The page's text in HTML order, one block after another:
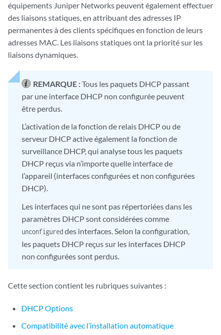
équipements Juniper Networks peuvent également effectuer
des liaisons statiques, en attribuant des adresses IP
permanentes à des clients spécifiques en fonction de leurs
adresses MAC. Les liaisons statiques ont la priorité sur les
liaisons dynamiques.
REMARQUE :Tous les paquets DHCP passant
par une interface DHCP non configurée peuvent
être perdus.
L’activation de la fonction de relais DHCP ou de
serveur DHCP active également la fonction de
surveillance DHCP, qui analyse tous les paquets
DHCP reçus via n’importe quelle interface de
l’appareil (interfaces configurées et non configurées
DHCP).
Les interfaces qui ne sont pas répertoriées dans les
paramètres DHCP sont considérées comme
unconfigureddes interfaces. Selon la configuration,
les paquets DHCP reçus sur les interfaces DHCP
non configurées sont perdus.
Cette section contient les rubriques suivantes :
DHCP Options
Compatibilité avec l’installation automatique